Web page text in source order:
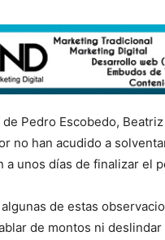
Pedro Escobedo,
no han acudido a
a unos días de finalizar el
de estas
de montos ni